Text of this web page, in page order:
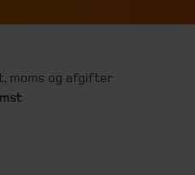
moms og afgifter